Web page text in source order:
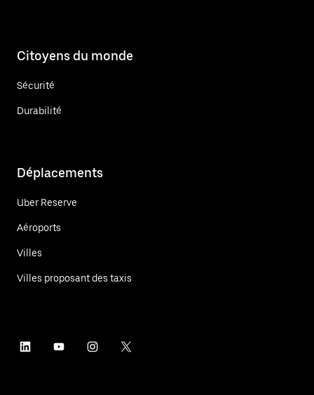
Citoyens du monde
Sécurité
Durabilité
Déplacements
Uber Reserve
Aéroports
Villes
Villes proposant des taxis